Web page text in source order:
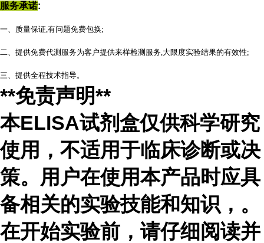
服务承诺:
一、质量保证,有问题免费包换;
二、提供免费代测服务为客户提供来样检测服务,大限度实验结果的有效性;
三、提供全程技术指导。
**免责声明**
本ELISA试剂盒仅供科学研究
使用，不适用于临床诊断或决
策。用户在使用本产品时应具
备相关的实验技能和知识， 。
在开始实验前，请仔细阅读并